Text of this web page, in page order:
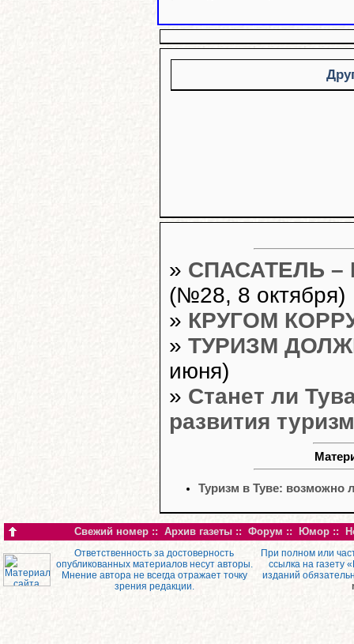
» СПАСАТЕЛЬ
(№28, 8 октября)
» КРУГОМ
» ТУРИЗМ
июня)
» Станет ли
развития
Туризм в Туве: возможно
Свежий номер :: Архив газеты :: Форум :: Юмор ::
Ответственность за достоверность
опубликованных материалов несут авторы.
Мнение автора не всегда отражает точку
зрения редакции.
При полном или
ссылка на газету
изданий